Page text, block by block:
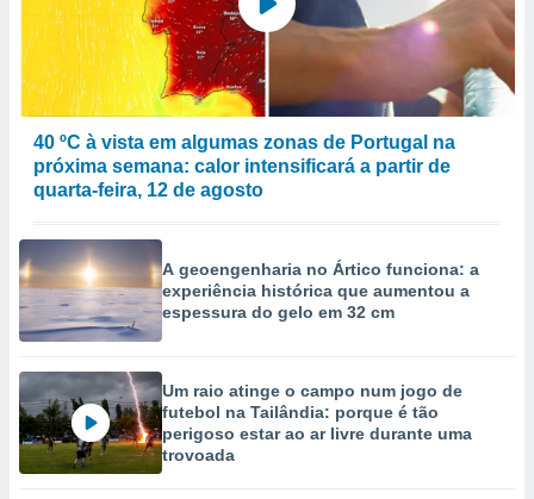
40 ºC à vista em algumas zonas de Portugal na
próxima semana: calor intensificará a partir de
quarta-feira, 12 de agosto
A geoengenharia no Ártico funciona: a
experiência histórica que aumentou a
espessura do gelo em 32 cm
Um raio atinge o campo num jogo de
futebol na Tailândia: porque é tão
perigoso estar ao ar livre durante uma
trovoada